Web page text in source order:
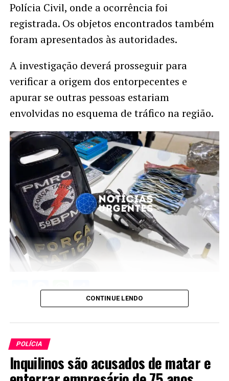
Polícia Civil, onde a ocorrência foi
registrada. Os objetos encontrados também
foram apresentados às autoridades.
A investigação deverá prosseguir para
verificar a origem dos entorpecentes e
apurar se outras pessoas estariam
envolvidas no esquema de tráfico na região.
Twitter
Facebook
WhatsApp
Share
CONTINUE LENDO
POLÍCIA
Inquilinos são acusados de matar e